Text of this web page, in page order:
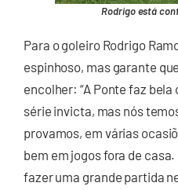
Rodrigo está
Para o goleiro Rodrigo
espinhoso, mas garante
encolher: “A Ponte faz
série invicta, mas nós
provamos, em várias
bem em jogos fora de
fazer uma grande partida